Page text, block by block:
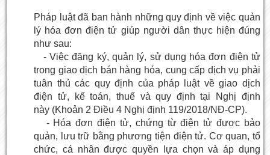
Pháp luật đã ban hành những quy định về việc quản
lý hóa đơn điện tử giúp người dân thực hiện đúng
như sau:
- Việc đăng ký, quản lý, sử dụng hóa đơn điện tử
trong giao dịch bán hàng hóa, cung cấp dịch vụ phải
tuân thủ các quy định của pháp luật về giao dịch
điện tử, kế toán, thuế và quy định tại Nghị định
này (Khoản 2 Điều 4 Nghị định 119/2018/NĐ-CP).
- Hóa đơn điện tử, chứng từ điện tử được bảo
quản, lưu trữ bằng phương tiện điện tử. Cơ quan, tổ
chức, cá nhân được quyền lựa chọn và áp dụng